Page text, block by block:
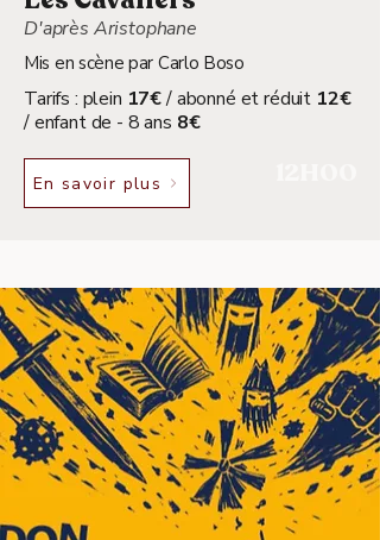
D'après Aristophane
Mis en scène par Carlo Boso
Tarifs : plein 17€/ abonné et réduit 12€
/ enfant de - 8 ans 8€
En savoir plus